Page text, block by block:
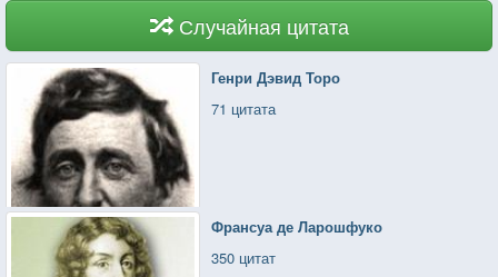
Случайная цитата
Генри Дэвид Торо
71 цитата
Франсуа де Ларошфуко
350 цитат